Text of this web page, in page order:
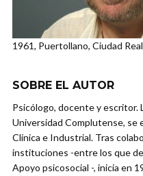
1961, Puertollano, Ciudad Real
SOBRE EL AUTOR
Psicólogo, docente y escritor.
Universidad Complutense, se
Clínica e Industrial. Tras
instituciones -entre los que
Apoyo psicosocial -, inicia en